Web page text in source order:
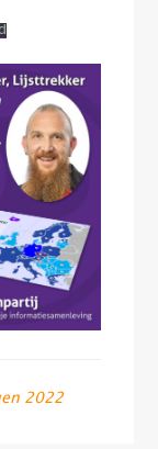
2022